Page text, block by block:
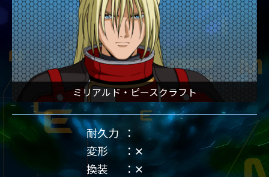
ミリアルド・ピースクラフト
耐久力
変形
✕
換装
✕